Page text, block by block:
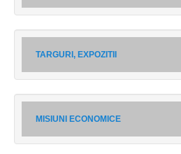
TARGURI, EXPOZITII
MISIUNI ECONOMICE